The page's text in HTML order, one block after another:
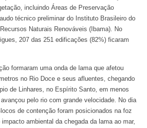
incluindo Áreas de Preservação
técnico preliminar do Instituto Brasileiro do
Naturais Renováveis (Ibama). No
207 das 251 edificações (82%) ficaram
formaram uma onda de lama que afetou
no Rio Doce e seus afluentes, chegando
de Linhares, no Espírito Santo, em menos
pelo rio com grande velocidade. No dia
de contenção foram posicionados na foz
ambiental da chegada da lama ao mar,